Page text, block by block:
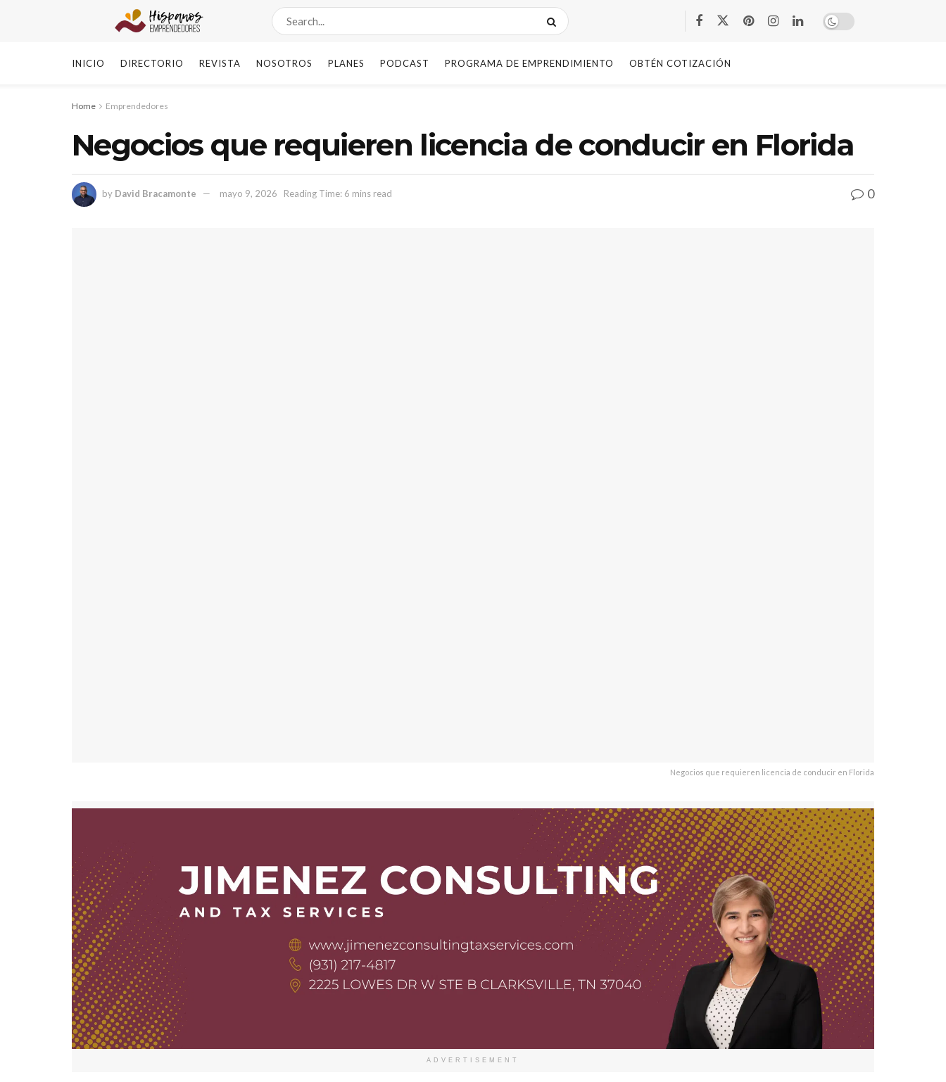
INICIO DIRECTORIO REVISTA NOSOTROS PLANES PODCAST PROGRAMA DE EMPRENDIMIENTO OBTÉN COTIZACIÓN
Home Emprendedores
Negocios que requieren licencia de conducir en Florida
by David Bracamonte mayo 9, 2026 Reading Time: 6 mins read 0
Negocios que requieren licencia de conducir en Florida
ADVERTISEMENT